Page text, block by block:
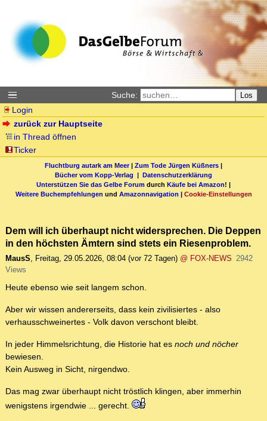
Suche: Los
Login
zurück zur Hauptseite
in Thread öffnen
Ticker
Fluchtburg autark am Meer| Zum Tode Jürgen Küßners |
Bücher vom Kopp-Verlag | Datenschutzerklärung
Unterstützen Sie das Gelbe Forum durch Käufe bei Amazon! |
Weitere Buchempfehlungen und Amazonnavigation | Cookie-Einstellungen
Dem will ich überhaupt nicht widersprechen. Die Deppen
in den höchsten Ämtern sind stets ein Riesenproblem.
MausS, Freitag, 29.05.2026, 08:04 (vor 72 Tagen) @ FOX-NEWS 2942
Views
Heute ebenso wie seit langem schon.
Aber wir wissen andererseits, dass kein zivilisiertes - also
verhausschweinertes - Volk davon verschont bleibt.
In jeder Himmelsrichtung, die Historie hat es noch und nöcher
bewiesen.
Kein Ausweg in Sicht, nirgendwo.
Das mag zwar überhaupt nicht tröstlich klingen, aber immerhin
wenigstens irgendwie ... gerecht.